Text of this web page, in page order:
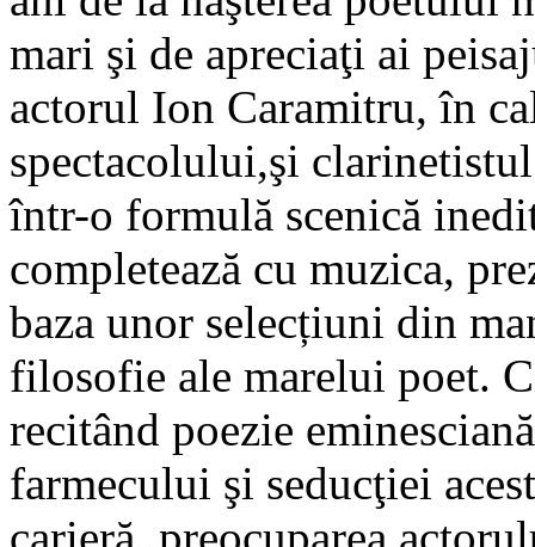
mari şi de apreciaţi ai
actorul Ion Caramitru, în
spectacolului,şi
într-o formulă scenică
completează cu muzica,
baza unor selecțiuni din
filosofie ale marelui poet.
recitând poezie
farmecului şi seducţiei